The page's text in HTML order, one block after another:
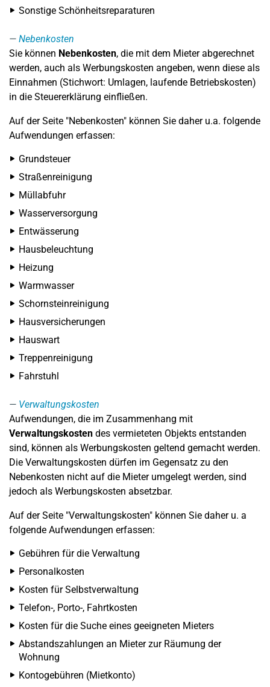
Sonstige Schönheitsreparaturen
Nebenkosten
Sie können Nebenkosten, die mit dem Mieter abgerechnet
werden, auch als Werbungskosten angeben, wenn diese als
Einnahmen (Stichwort: Umlagen, laufende Betriebskosten)
in die Steuererklärung einfließen.
Auf der Seite "Nebenkosten" können Sie daher u.a. folgende
Aufwendungen erfassen:
Grundsteuer
Straßenreinigung
Müllabfuhr
Wasserversorgung
Entwässerung
Hausbeleuchtung
Heizung
Warmwasser
Schornsteinreinigung
Hausversicherungen
Hauswart
Treppenreinigung
Fahrstuhl
Verwaltungskosten
Aufwendungen, die im Zusammenhang mit
Verwaltungskosten des vermieteten Objekts entstanden
sind, können als Werbungskosten geltend gemacht werden.
Die Verwaltungskosten dürfen im Gegensatz zu den
Nebenkosten nicht auf die Mieter umgelegt werden, sind
jedoch als Werbungskosten absetzbar.
Auf der Seite "Verwaltungskosten" können Sie daher u. a
folgende Aufwendungen erfassen:
Gebühren für die Verwaltung
Personalkosten
Kosten für Selbstverwaltung
Telefon-, Porto-, Fahrtkosten
Kosten für die Suche eines geeigneten Mieters
Abstandszahlungen an Mieter zur Räumung der
Wohnung
Kontogebühren (Mietkonto)